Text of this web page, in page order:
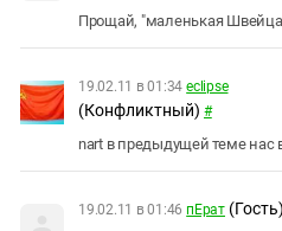
Прощай, "маленькая
19.02.11 в 01:34 eclipse
(Конфликтный) #
nart в предыдущей теме нас
19.02.11 в 01:46 пЕрат (Гость)